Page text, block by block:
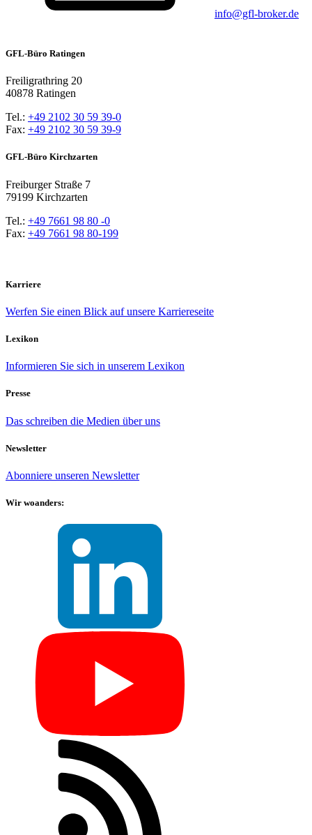
info@gfl-broker.de
GFL-Büro Ratingen
Freiligrathring 20
40878 Ratingen
Tel.: +49 2102 30 59 39-0
Fax: +49 2102 30 59 39-9
GFL-Büro Kirchzarten
Freiburger Straße 7
79199 Kirchzarten
Tel.: +49 7661 98 80 -0
Fax: +49 7661 98 80-199
Karriere
Werfen Sie einen Blick auf unsere Karriereseite
Lexikon
Informieren Sie sich in unserem Lexikon
Presse
Das schreiben die Medien über uns
Newsletter
Abonniere unseren Newsletter
Wir woanders: